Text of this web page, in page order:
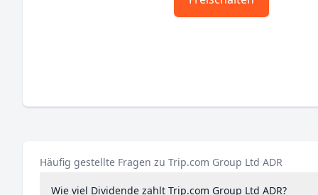
Häufig gestellte Fragen zu Trip.com Group Ltd ADR
Wie viel Dividende zahlt Trip.com Group Ltd ADR?